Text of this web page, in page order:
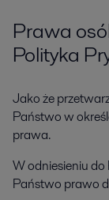
Prawa
Polityka
Jako że
Państwo w
prawa.
W odniesieniu
Państwo prawo